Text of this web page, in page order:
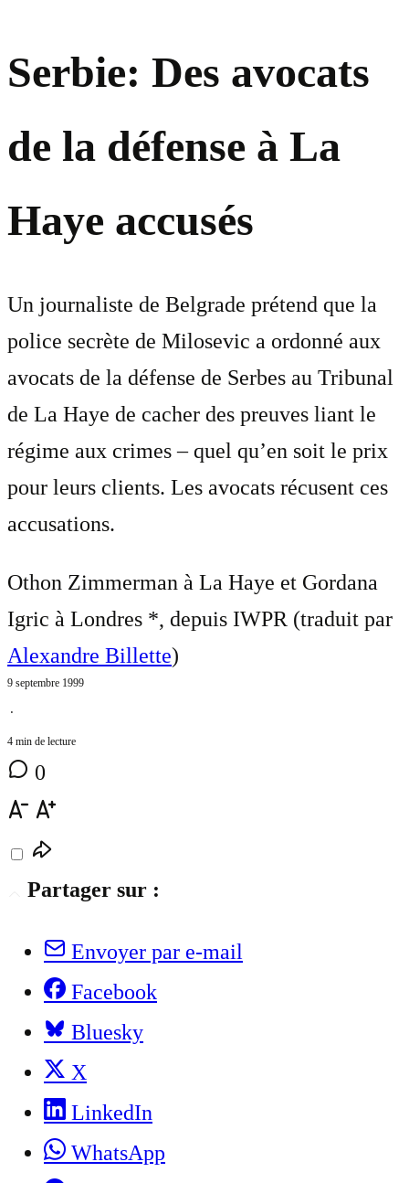
Serbie: Des avocats
de la défense à La
Haye accusés
Un journaliste de Belgrade prétend que la
police secrète de Milosevic a ordonné aux
avocats de la défense de Serbes au Tribunal
de La Haye de cacher des preuves liant le
régime aux crimes – quel qu’en soit le prix
pour leurs clients. Les avocats récusent ces
accusations.
Othon Zimmerman à La Haye et Gordana
Igric à Londres *, depuis IWPR (traduit par
Alexandre Billette)
9 septembre 1999
⋅
4 min de lecture
0
Partager sur :
Envoyer par e-mail
Facebook
Bluesky
X
LinkedIn
WhatsApp